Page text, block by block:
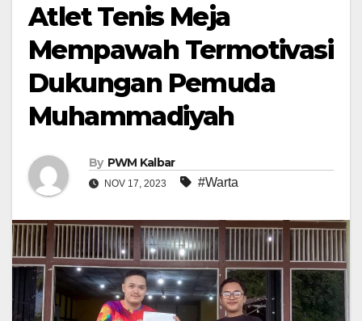
Atlet Tenis Meja
Mempawah Termotivasi
Dukungan Pemuda
Muhammadiyah
By PWM Kalbar
NOV 17, 2023 #Warta